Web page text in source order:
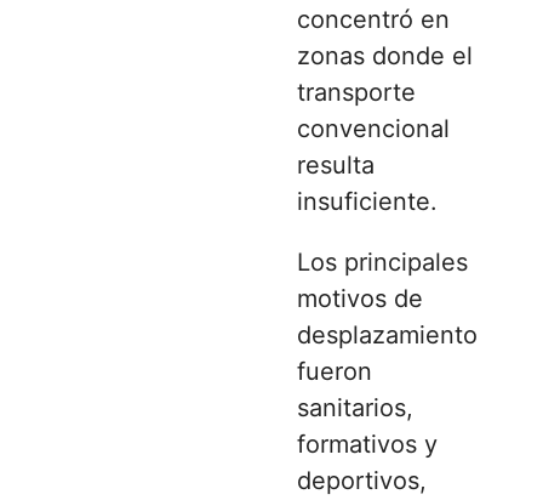
concentró en
zonas donde el
transporte
convencional
resulta
insuficiente.
Los principales
motivos de
desplazamiento
fueron
sanitarios,
formativos y
deportivos,